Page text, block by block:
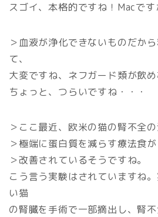
スゴイ、本格的ですね！Macです
＞血液が浄化できないものだか
て、
大変ですね、ネフガード類が飲め
ちょっと、つらいですね・・・
＞ここ最近、欧米の猫の腎不全の
＞極端に蛋白質を減らす療法食が
＞改善されているそうですね。
こう言う実験はされていますね
い猫
の腎臓を手術で一部摘出し、腎